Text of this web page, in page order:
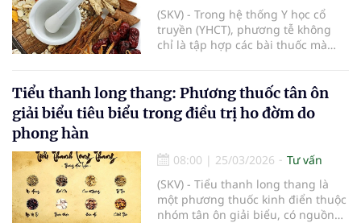
vào bản chất cơ chế bệnh sinh.
(SKV) - Trong hệ thống Y học cổ
truyền (YHCT), phương tễ không
chỉ là tập hợp các bài thuốc mà
cốt lõi chi phối toàn bộ hoạt động
chẩn đoán và điều trị. Việc nghiên
cứu phương tễ, do đó, không thể
pháp – phương – dược”, trong đó
phương tễ đóng vai trò cầu nối
giữa nhận thức bệnh lý và can
thiệp điều trị cụ thể.
Tiểu thanh long thang: Phương thuốc tân ôn
giải biểu tiêu biểu trong điều trị ho đờm do
phong hàn
08:00 | 25/03/2026
Tư vấn
(SKV) - Tiểu thanh long thang là
một phương thuốc kinh điển thuộc
nhóm tân ôn giải biểu, có nguồn